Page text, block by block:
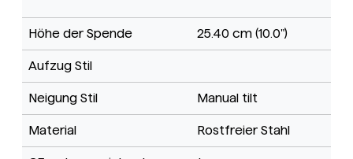
Höhe der Spende 25.40 cm (10.0")
Aufzug Stil
Neigung Stil Manual tilt
Material Rostfreier Stahl